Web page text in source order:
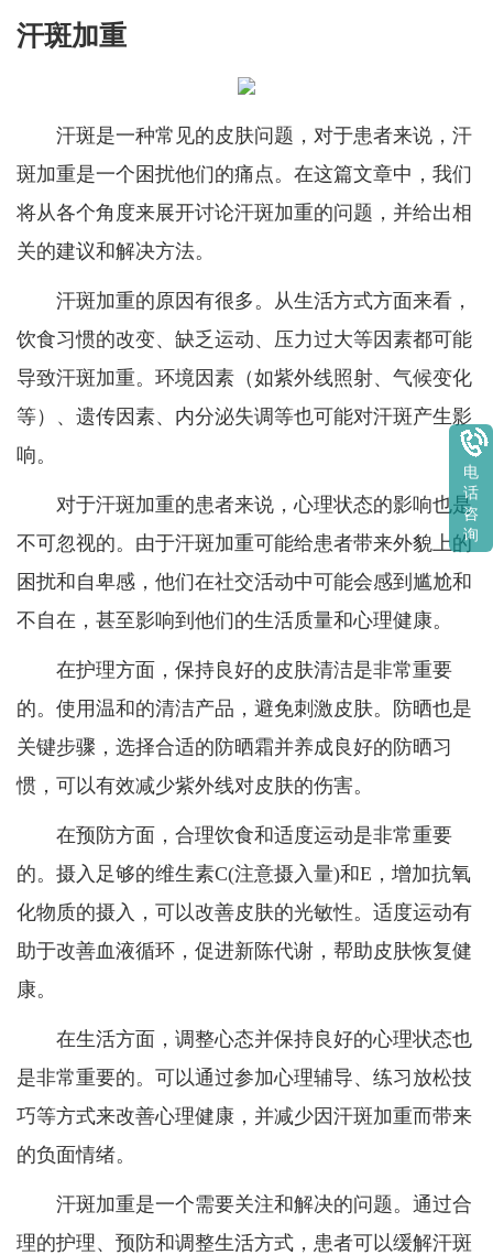
汗斑加重
汗斑是一种常见的皮肤问题，对于患者来说，汗
斑加重是一个困扰他们的痛点。在这篇文章中，我们
将从各个角度来展开讨论汗斑加重的问题，并给出相
关的建议和解决方法。
汗斑加重的原因有很多。从生活方式方面来看，
饮食习惯的改变、缺乏运动、压力过大等因素都可能
导致汗斑加重。环境因素（如紫外线照射、气候变化
等）、遗传因素、内分泌失调等也可能对汗斑产生影
响。
对于汗斑加重的患者来说，心理状态的影响也是
不可忽视的。由于汗斑加重可能给患者带来外貌上的
困扰和自卑感，他们在社交活动中可能会感到尴尬和
不自在，甚至影响到他们的生活质量和心理健康。
在护理方面，保持良好的皮肤清洁是非常重要
的。使用温和的清洁产品，避免刺激皮肤。防晒也是
关键步骤，选择合适的防晒霜并养成良好的防晒习
惯，可以有效减少紫外线对皮肤的伤害。
在预防方面，合理饮食和适度运动是非常重要
的。摄入足够的维生素C(注意摄入量)和E，增加抗氧
化物质的摄入，可以改善皮肤的光敏性。适度运动有
助于改善血液循环，促进新陈代谢，帮助皮肤恢复健
康。
在生活方面，调整心态并保持良好的心理状态也
是非常重要的。可以通过参加心理辅导、练习放松技
巧等方式来改善心理健康，并减少因汗斑加重而带来
的负面情绪。
汗斑加重是一个需要关注和解决的问题。通过合
理的护理、预防和调整生活方式，患者可以缓解汗斑
电
话
咨
询